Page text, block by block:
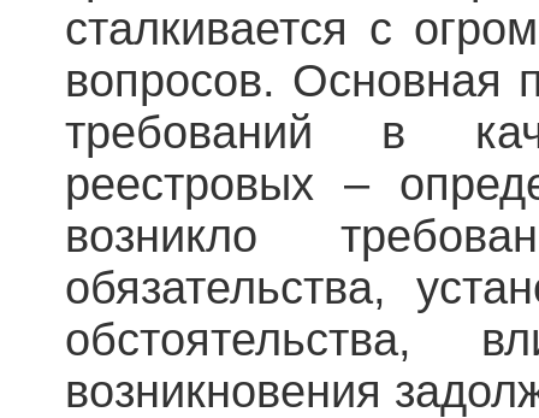
сталкивается с
вопросов. Основная
требований в
реестровых –
возникло
обязательства,
обстоятельства,
возникновения